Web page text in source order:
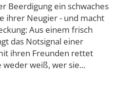
Beerdigung ein schwaches
ihrer Neugier - und macht
Aus einem frisch
das Notsignal einer
ihren Freunden rettet
weder weiß, wer sie...